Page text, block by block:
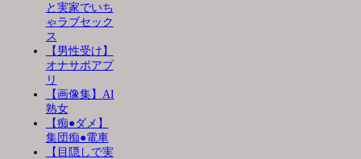
と実家でいち
ゃラブセック
ス
【男性受け】
オナサポアプ
リ
【画像集】AI
熟女
【痴●ダメ】
集団痴●電車
【目隠しで実